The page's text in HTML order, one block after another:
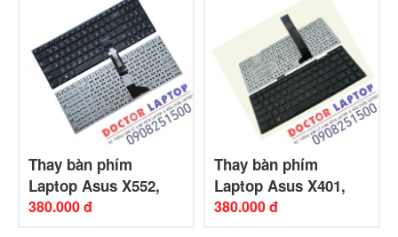
Thay bàn phím
Laptop Asus X552,
X552LA, X552LC,
380.000 đ
Thay bàn phím
Laptop Asus X401,
X401A, X401U
380.000 đ